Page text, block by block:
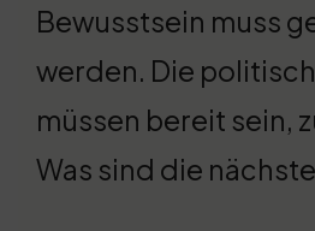
Bewusstsein muss
werden. Die
müssen bereit sein,
Was sind die